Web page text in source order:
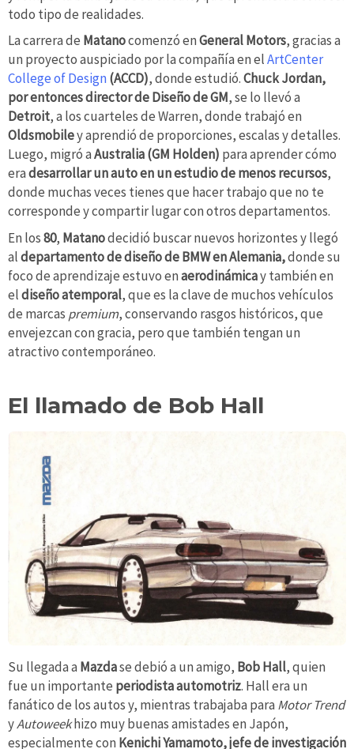
todo tipo de realidades.
La carrera de Matanocomenzó enGeneral Motors, gracias a
un proyecto auspiciado por la compañía en elArtCenter
College of Design(ACCD), donde estudió.Chuck Jordan,
por entonces director de Diseño de GM, se lo llevó a
Detroit, a los cuarteles de Warren, donde trabajó en
Oldsmobiley aprendió de proporciones, escalas y detalles.
Luego, migró aAustralia (GM Holden) para aprender cómo
eradesarrollar un auto en un estudio de menos recursos,
donde muchas veces tienes que hacer trabajo que no te
corresponde y compartir lugar con otros departamentos.
En los80, Matanodecidió buscar nuevos horizontes y llegó
aldepartamento de diseño de BMW en Alemania,donde su
foco de aprendizaje estuvo enaerodinámicay también en
eldiseño atemporal, que es la clave de muchos vehículos
de marcas premium, conservando rasgos históricos, que
envejezcan con gracia, pero que también tengan un
atractivo contemporáneo.
El llamado de Bob Hall
Su llegada a Mazdase debió a un amigo, Bob Hall, quien
fue un importante periodista automotriz. Hall era un
fanático de los autos y, mientras trabajaba para Motor Trend
yAutoweekhizo muy buenas amistades en Japón,
especialmente con Kenichi Yamamoto, jefe de investigación